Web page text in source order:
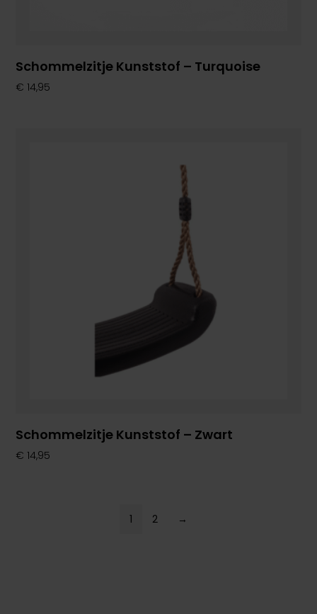
Schommelzitje Kunststof – Turquoise
€ 14,95
Schommelzitje Kunststof – Zwart
€ 14,95
1 2 →